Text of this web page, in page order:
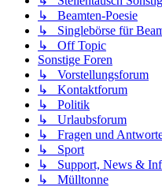
↳ Beamten-Poesie
↳ Singlebörse für
↳ Off Topic
Sonstige Foren
↳ Vorstellungsforum
↳ Kontaktforum
↳ Politik
↳ Urlaubsforum
↳ Fragen und
↳ Sport
↳ Support, News &
↳ Mülltonne